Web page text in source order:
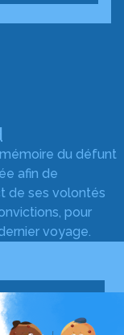
du défunt
afin de
de ses volontés
pour
voyage.